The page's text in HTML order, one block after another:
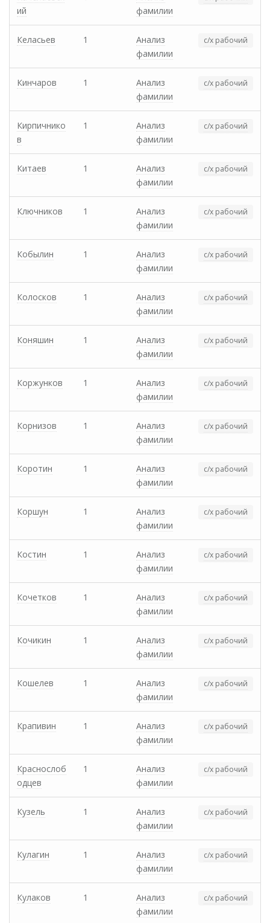
ий
фамилии
Келасьев 1
Анализ
фамилии
с/х рабочий
Кинчаров 1
Анализ
фамилии
с/х рабочий
Кирпичнико
в
1
Анализ
фамилии
с/х рабочий
Китаев 1
Анализ
фамилии
с/х рабочий
Ключников 1
Анализ
фамилии
с/х рабочий
Кобылин 1
Анализ
фамилии
с/х рабочий
Колосков 1
Анализ
фамилии
с/х рабочий
Коняшин 1
Анализ
фамилии
с/х рабочий
Коржунков 1
Анализ
фамилии
с/х рабочий
Корнизов 1
Анализ
фамилии
с/х рабочий
Коротин 1
Анализ
фамилии
с/х рабочий
Коршун 1
Анализ
фамилии
с/х рабочий
Костин 1
Анализ
фамилии
с/х рабочий
Кочетков 1
Анализ
фамилии
с/х рабочий
Кочикин 1
Анализ
фамилии
с/х рабочий
Кошелев 1
Анализ
фамилии
с/х рабочий
Крапивин 1
Анализ
фамилии
с/х рабочий
Краснослоб
одцев
1
Анализ
фамилии
с/х рабочий
Кузель 1
Анализ
фамилии
с/х рабочий
Кулагин 1
Анализ
фамилии
с/х рабочий
Кулаков 1
Анализ
фамилии
с/х рабочий